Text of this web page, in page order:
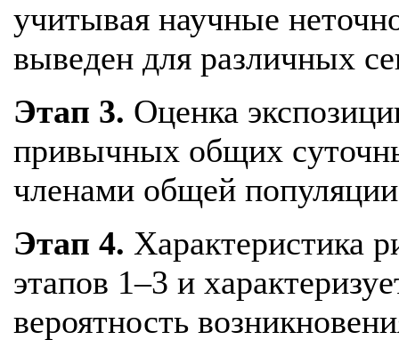
учитывая научные
выведен для различных
Этап 3. Оценка
привычных общих
членами общей
Этап 4. Характеристика
этапов 1–3 и
вероятность